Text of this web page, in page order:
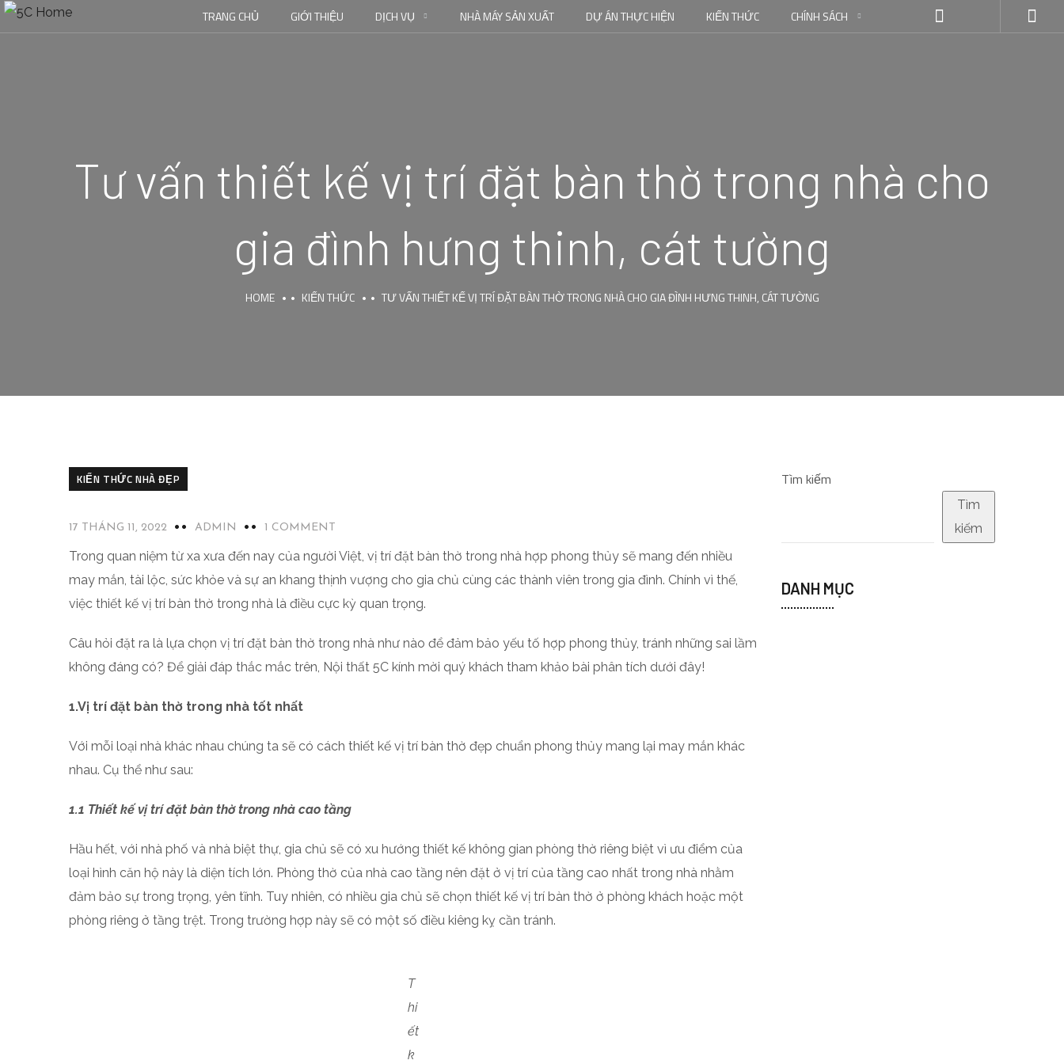
TRANG CHỦ GIỚI THIỆU DỊCH VỤ NHÀ MÁY SẢN XUẤT DỰ ÁN THỰC HIỆN KIẾN THỨC CHÍNH SÁCH
Tư vấn thiết kế vị trí đặt bàn thờ trong nhà cho
gia đình hưng thinh, cát tường
HOME KIẾN THỨC TƯ VẤN THIẾT KẾ VỊ TRÍ ĐẶT BÀN THỜ TRONG NHÀ CHO GIA ĐÌNH HƯNG THINH, CÁT TƯỜNG
KIẾN THỨC NHÀ ĐẸP
17 THÁNG 11, 2022 ADMIN 1 COMMENT
Trong quan niệm từ xa xưa đến nay của người Việt, vị trí đặt bàn thờ trong nhà hợp phong thủy sẽ mang đến nhiều
may mắn, tài lộc, sức khỏe và sự an khang thịnh vượng cho gia chủ cùng các thành viên trong gia đình. Chính vì thế,
việc thiết kế vị trí bàn thờ trong nhà là điều cực kỳ quan trọng.
Câu hỏi đặt ra là lựa chọn vị trí đặt bàn thờ trong nhà như nào để đảm bảo yếu tố hợp phong thủy, tránh những sai lầm
không đáng có? Để giải đáp thắc mắc trên, Nội thất 5C kính mời quý khách tham khảo bài phân tích dưới đây!
1.Vị trí đặt bàn thờ trong nhà tốt nhất
Với mỗi loại nhà khác nhau chúng ta sẽ có cách thiết kế vị trí bàn thờ đẹp chuẩn phong thủy mang lại may mắn khác
nhau. Cụ thể như sau:
1.1 Thiết kế vị trí đặt bàn thờ trong nhà cao tầng
Hầu hết, với nhà phố và nhà biệt thự, gia chủ sẽ có xu hướng thiết kế không gian phòng thờ riêng biệt vì ưu điểm của
loại hình căn hộ này là diện tích lớn. Phòng thờ của nhà cao tầng nên đặt ở vị trí của tầng cao nhất trong nhà nhằm
đảm bảo sự trong trọng, yên tĩnh. Tuy nhiên, có nhiều gia chủ sẽ chọn thiết kế vị trí bàn thờ ở phòng khách hoặc một
phòng riêng ở tầng trệt. Trong trường hợp này sẽ có một số điều kiêng kỵ cần tránh.
T
hi
ết
k
Tìm kiếm
Tìm
kiếm
DANH MỤC